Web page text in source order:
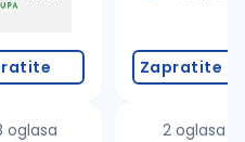
oglasa
Zapratite
2 oglasa